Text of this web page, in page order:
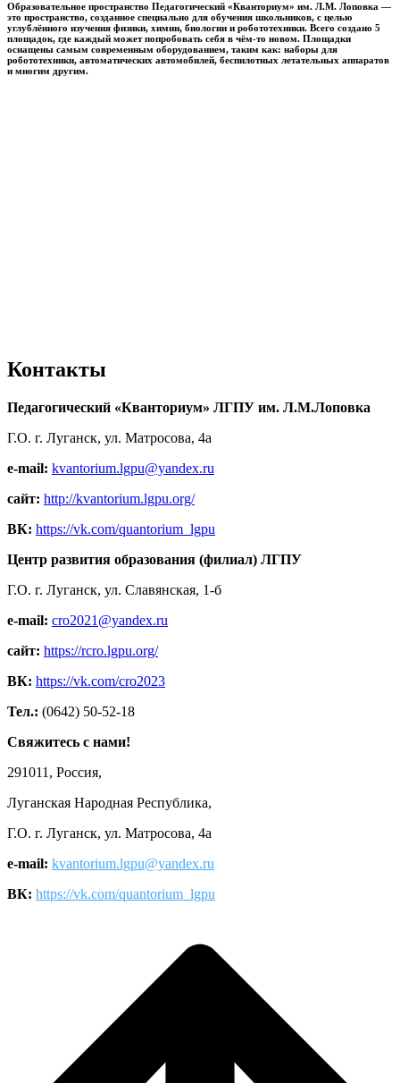
Образовательное пространство Педагогический «Кванториум» им. Л.М. Лоповка —
это пространство, созданное специально для обучения школьников, с целью
углублённого изучения физики, химии, биологии и робототехники. Всего создано 5
площадок, где каждый может попробовать себя в чём-то новом. Площадки
оснащены самым современным оборудованием, таким как: наборы для
робототехники, автоматических автомобилей, беспилотных летательных аппаратов
и многим другим.
Контакты
Педагогический «Кванториум» ЛГПУ им. Л.М.Лоповка
Г.О. г. Луганск, ул. Матросова, 4а
e-mail: kvantorium.lgpu@yandex.ru
сайт: http://kvantorium.lgpu.org/
ВК: https://vk.com/quantorium_lgpu
Центр развития образования (филиал) ЛГПУ
Г.О. г. Луганск, ул. Славянская, 1-б
e-mail: cro2021@yandex.ru
сайт: https://rcro.lgpu.org/
ВК: https://vk.com/cro2023
Тел.: (0642) 50-52-18
Свяжитесь с нами!
291011, Россия,
Луганская Народная Республика,
Г.О. г. Луганск, ул. Матросова, 4а
e-mail: kvantorium.lgpu@yandex.ru
ВК: https://vk.com/quantorium_lgpu